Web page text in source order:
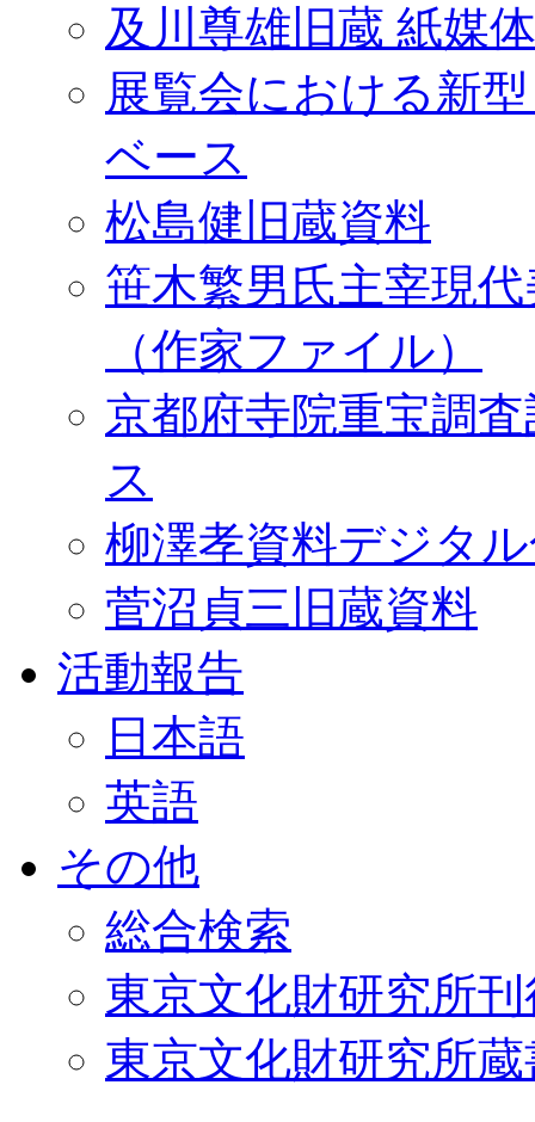
及川尊雄旧蔵 紙媒
展覧会における新
ベース
松島健旧蔵資料
笹木繁男氏主宰現
（作家ファイル）
京都府寺院重宝調
ス
柳澤孝資料デジタ
菅沼貞三旧蔵資料
活動報告
日本語
英語
その他
総合検索
東京文化財研究所
東京文化財研究所